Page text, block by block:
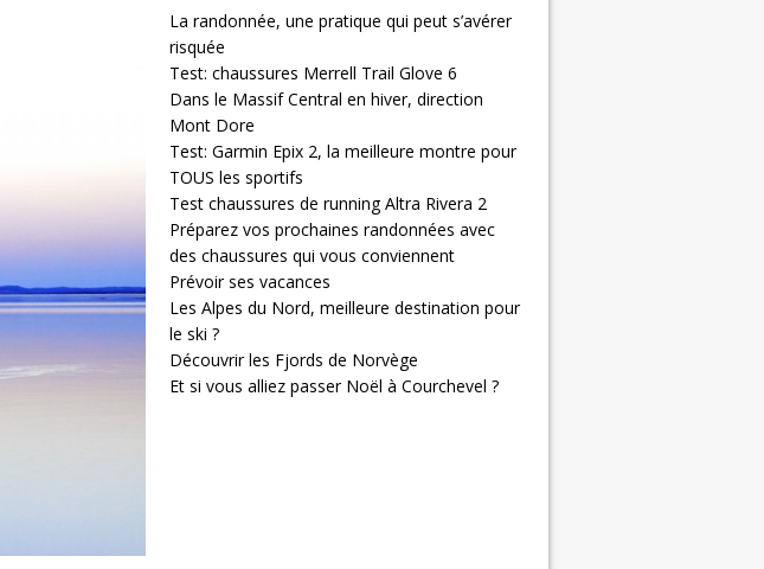
La randonnée, une pratique qui peut s’avérer
risquée
Test: chaussures Merrell Trail Glove 6
Dans le Massif Central en hiver, direction
Mont Dore
Test: Garmin Epix 2, la meilleure montre pour
TOUS les sportifs
Test chaussures de running Altra Rivera 2
Préparez vos prochaines randonnées avec
des chaussures qui vous conviennent
Prévoir ses vacances
Les Alpes du Nord, meilleure destination pour
le ski ?
Découvrir les Fjords de Norvège
Et si vous alliez passer Noël à Courchevel ?